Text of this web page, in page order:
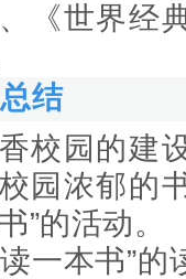
《世界经
结
园的建
园浓郁的
”的活动。
本书”的